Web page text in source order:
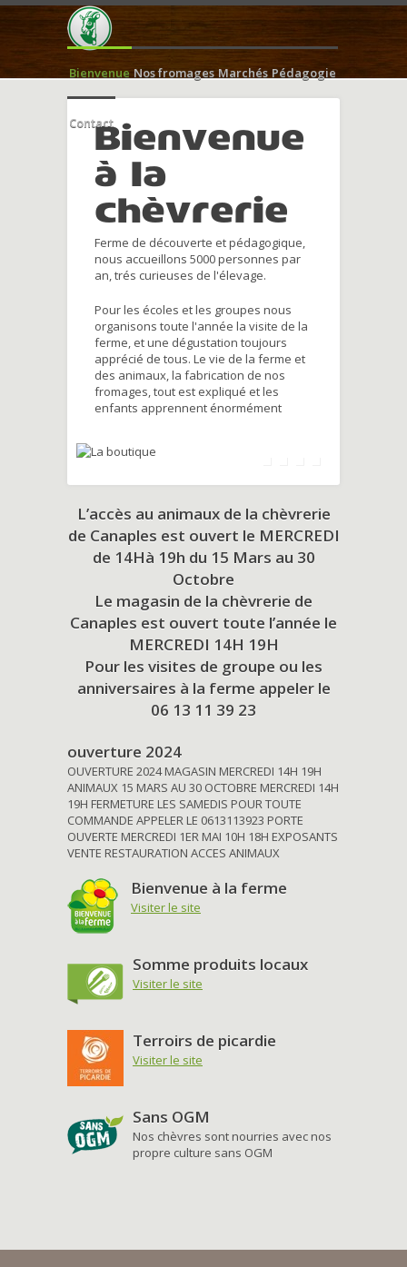
Bienvenue Nos fromages Marchés Pédagogie
ContactBienvenue
à la
chèvrerie
Ferme de découverte et pédagogique,
nous accueillons 5000 personnes par
an, trés curieuses de l'élevage.
Pour les écoles et les groupes nous
organisons toute l'année la visite de la
ferme, et une dégustation toujours
apprécié de tous. Le vie de la ferme et
des animaux, la fabrication de nos
fromages, tout est expliqué et les
enfants apprennent énormément
L’accès au animaux de la chèvrerie
de Canaples est ouvert le MERCREDI
de 14Hà 19h du 15 Mars au 30
Octobre
Le magasin de la chèvrerie de
Canaples est ouvert toute l’année le
MERCREDI 14H 19H
Pour les visites de groupe ou les
anniversaires à la ferme appeler le
06 13 11 39 23
ouverture 2024
OUVERTURE 2024 MAGASIN MERCREDI 14H 19H
ANIMAUX 15 MARS AU 30 OCTOBRE MERCREDI 14H
19H FERMETURE LES SAMEDIS POUR TOUTE
COMMANDE APPELER LE 0613113923 PORTE
OUVERTE MERCREDI 1ER MAI 10H 18H EXPOSANTS
VENTE RESTAURATION ACCES ANIMAUX
Bienvenue à la ferme
Visiter le site
Somme produits locaux
Visiter le site
Terroirs de picardie
Visiter le site
Sans OGM
Nos chèvres sont nourries avec nos
propre culture sans OGM